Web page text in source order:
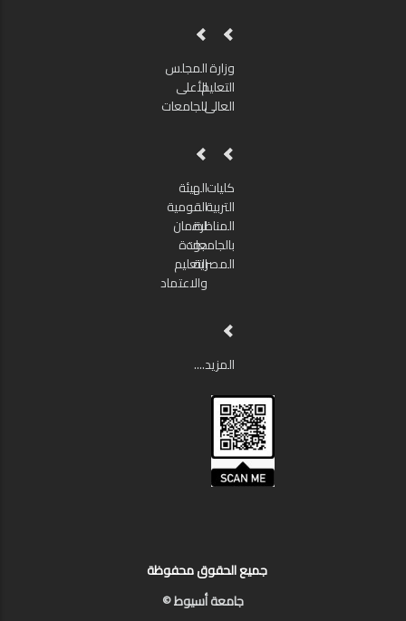
وزارة
التعليم
العالى
المجلس
الأعلى
للجامعات
كليات
التربية
المناظرة
بالجامعات
المصرية
الهيئة
القومية
لضمان
جودة
التعليم
والاعتماد
المزيد....
جميع الحقوق محفوظة
جامعة أسيوط ©